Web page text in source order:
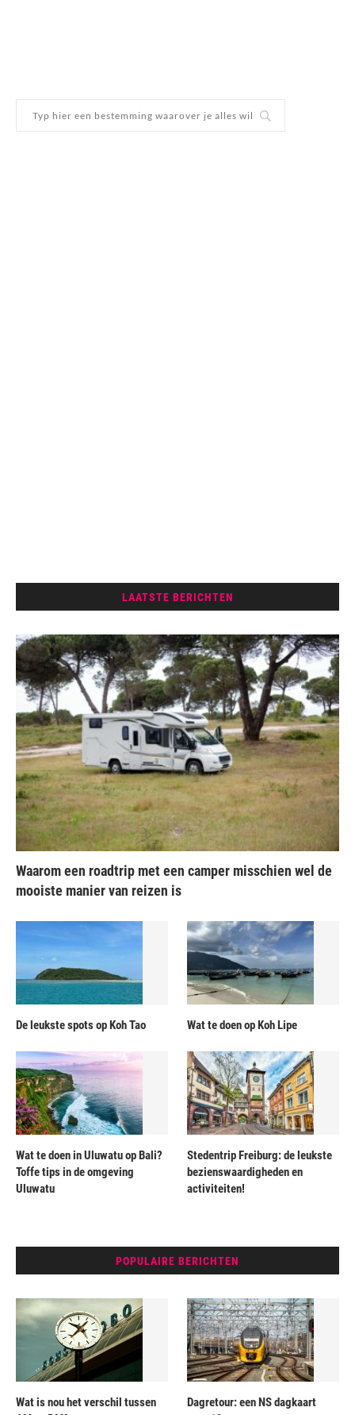
LAATSTE BERICHTEN
Waarom een roadtrip met een camper misschien wel de
mooiste manier van reizen is
De leukste spots op Koh Tao Wat te doen op Koh Lipe
Wat te doen in Uluwatu op Bali?
Toffe tips in de omgeving
Uluwatu
Stedentrip Freiburg: de leukste
bezienswaardigheden en
activiteiten!
POPULAIRE BERICHTEN
Wat is nou het verschil tussen
Dagretour: een NS dagkaart